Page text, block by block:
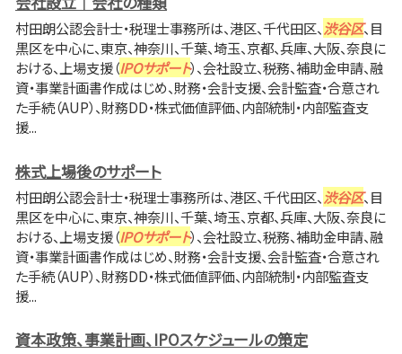
村田朗公認会計士・税理士事務所は、港区、千代田区、渋谷区、目
黒区を中心に、東京、神奈川、千葉、埼玉、京都、兵庫、大阪、奈良に
おける、上場支援（IPOサポート）、会社設立、税務、補助金申請、融
資・事業計画書作成はじめ、財務・会計支援、会計監査・合意され
た手続（AUP）、財務DD・株式価値評価、内部統制・内部監査支
援...
株式上場後のサポート
村田朗公認会計士・税理士事務所は、港区、千代田区、 渋谷区、目
黒区を中心に、東京、神奈川、千葉、埼玉、京都、兵庫、大阪、奈良に
おける、上場支援（IPOサポート）、会社設立、税務、補助金申請、融
資・事業計画書作成はじめ、財務・会計支援、会計監査・合意され
た手続（AUP）、財務DD・株式価値評価、内部統制・内部監査支
援...
資本政策、事業計画、IPOスケジュールの策定